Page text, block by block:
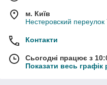
м. Київ
Нестеровский переулок
Контакти
Сьогодні працює з
Показати весь графік